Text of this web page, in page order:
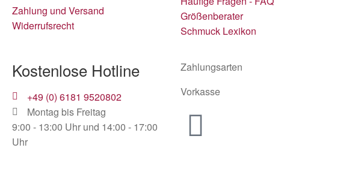
Zahlung und Versand
Widerrufsrecht
Größenberater
Schmuck Lexikon
Kostenlose Hotline
+49 (0) 6181 9520802
Montag bis Freitag
9:00 - 13:00 Uhr und 14:00 - 17:00
Uhr
Zahlungsarten
Vorkasse